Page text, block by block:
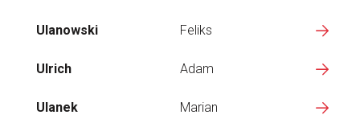
Ulanowski Feliks
Ulrich Adam
Ulanek Marian